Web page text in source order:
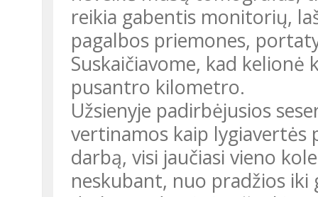
reikia gabentis monitorių,
pagalbos priemones,
Suskaičiavome, kad kelionė
pusantro kilometro.
Užsienyje padirbėjusios
vertinamos kaip lygiavertės
darbą, visi jaučiasi vieno
neskubant, nuo pradžios iki